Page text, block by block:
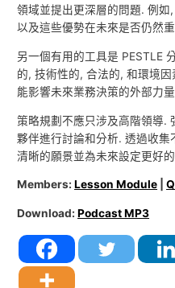
領域並提出更深層的問題. 例
以及這些優勢在未來是否仍然
另一個有用的工具是 PESTLE
的, 技術性的, 合法的, 和環境
能影響未來業務決策的外部力
策略規劃不應只涉及高階領導.
夥伴進行討論和分析. 透過收
清晰的願景並為未來設定更好
Members:Lesson Module |
Download:Podcast MP3